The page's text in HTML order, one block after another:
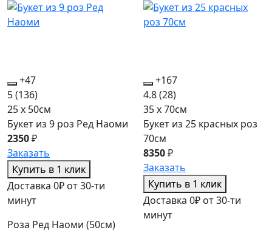
+47
5(136)
25 x 50см
Букет из 9 роз Ред Наоми
2350₽
Заказать
Купить в 1 клик
Доставка 0₽ от 30-ти
минут
Роза Ред Наоми (50см)
+167
4.8(28)
35 x 70см
Букет из 25 красных роз
70см
8350₽
Заказать
Купить в 1 клик
Доставка 0₽ от 30-ти
минут